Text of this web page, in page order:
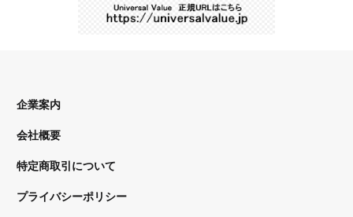
企業案内
会社概要
特定商取引について
プライバシーポリシー